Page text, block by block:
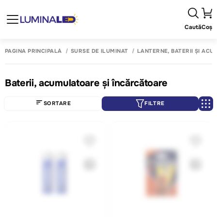
CautăCoș
PAGINA PRINCIPALĂ SURSE DE ILUMINAT LANTERNE, BATERII ȘI
Baterii, acumulatoare și încărcătoare
SORTARE FILTRE